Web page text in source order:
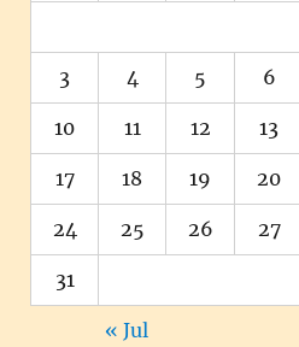
3 4 5 6
10 11 12 13
17 18 19 20
24 25 26 27
31
« Jul